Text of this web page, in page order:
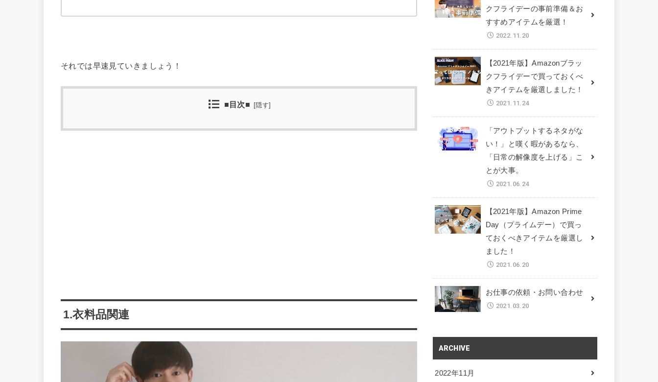
それでは早速見ていきましょう！
■目次■ [隠す]
1.衣料品関連
クフライデーの事前準備＆お
すすめアイテムを厳選！
2022.11.20
【2021年版】Amazonブラッ
クフライデーで買っておくべ
きアイテムを厳選しました！
2021.11.24
「アウトプットするネタがな
い！」と嘆く暇があるなら、
「日常の解像度を上げる」こ
とが大事。
2021.06.24
【2021年版】Amazon Prime
Day（プライムデー）で買っ
ておくべきアイテムを厳選し
ました！
2021.06.20
お仕事の依頼・お問い合わせ
2021.03.20
ARCHIVE
2022年11月